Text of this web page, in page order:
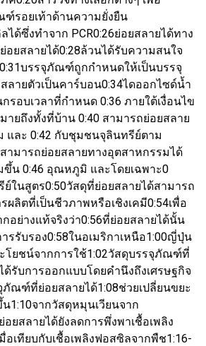
ฑ์รอยเท้าด้านความยั่งยืน
ได้ซึ่งทำจาก PCR0:26ย่อยสลายได้ทาง
อยสลายได้0:28ล้วนได้รับความสนใจ
บรรจุภัณฑ์ถูกกำหนดให้เป็นบรรจุ
ายตัวเป็นคาร์บอน0:34ไดออกไซด์น้ำ
รอบเวลาที่กำหนด 0:36 ภายใต้เงื่อนไข
ายถึงทั้งที่บ้าน 0:40 สามารถย่อยสลาย
ละ 0:42 กับชุมชนจุลินทรีย์ตาม
ามารถย่อยสลายทางอุตสาหกรรมได้
น 0:46 อุณหภูมิ และโดยเฉพาะ0
ในสูตร0:50วัสดุที่ย่อยสลายได้สามารถ
ผลิตที่เป็นชีวภาพหรือเชิงเคมี0:54เพื่อ
ย่างแท้จริงว่า0:56ที่ย่อยสลายได้นั้น
รรับรอง0:58ในอเมริกาเหนือ1:00ญี่ปุ่น
โยชน์จากการใช้1:02วัสดุบรรจุภัณฑ์ที่
ด้รับการออกแบบโดยคำนึงถึงเศรษฐกิจ
ภัณฑ์ที่ย่อยสลายได้1:08ช่วยเปลี่ยนขยะ
1:10จากวัสดุหมุนเวียนจาก
ยสลายได้ยังลดการพึ่งพาเชื้อเพลิง
อเทียบกับเชื้อเพลิงฟอสซิลจากพืช1:16-